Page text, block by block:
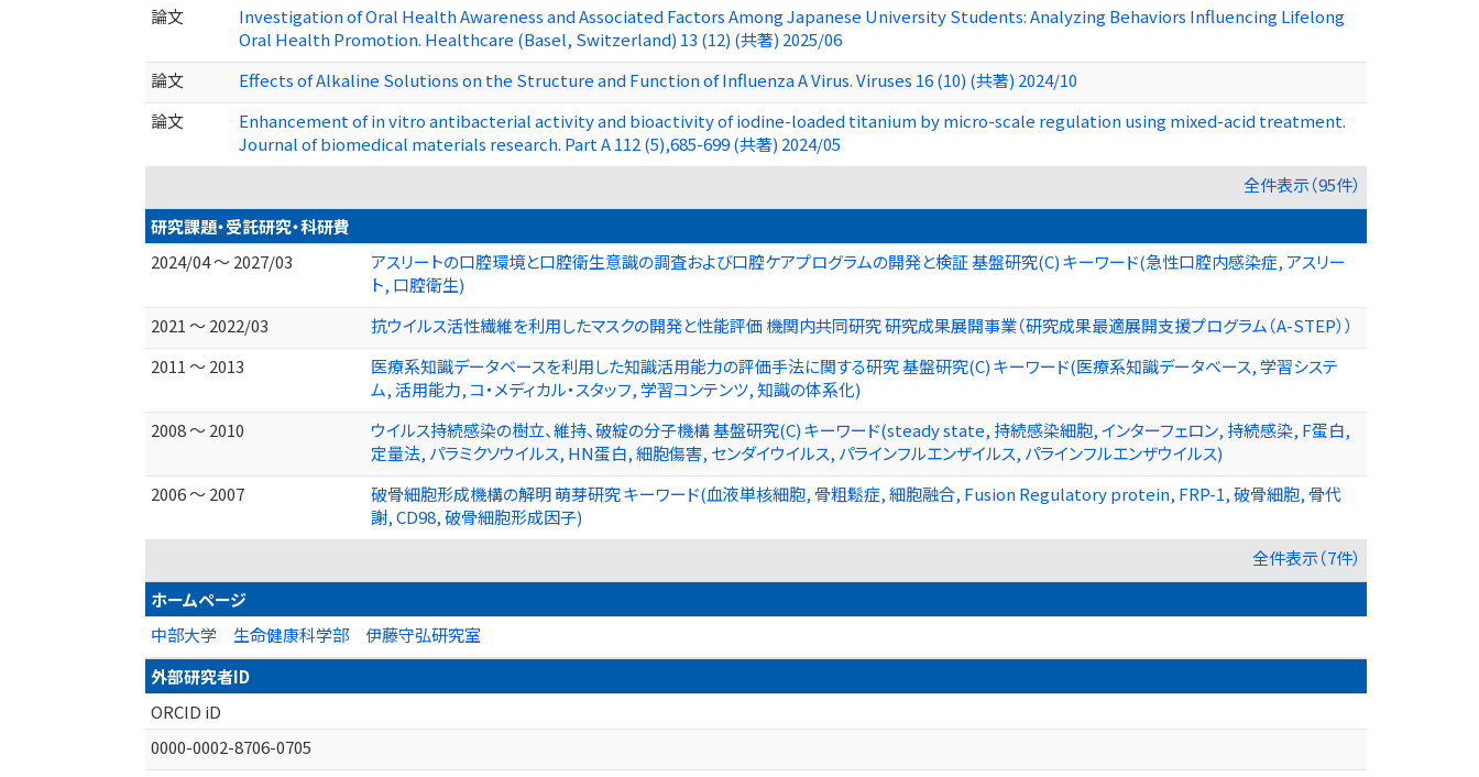
論文
Investigation of Oral Health Awareness and Associated Factors Among Japanese University Students: Analyzing Behaviors Influencing Lifelong
Oral Health Promotion. Healthcare (Basel, Switzerland) 13 (12) (共著) 2025/06
論文
Effects of Alkaline Solutions on the Structure and Function of Influenza A Virus. Viruses 16 (10) (共著) 2024/10
論文
Enhancement of in vitro antibacterial activity and bioactivity of iodine-loaded titanium by micro-scale regulation using mixed-acid treatment.
Journal of biomedical materials research. Part A 112 (5),685-699 (共著) 2024/05
全件表示（95件）
研究課題・受託研究・科研費
2024/04 ～ 2027/03
アスリートの口腔環境と口腔衛生意識の調査および口腔ケアプログラムの開発と検証 基盤研究(C) キーワード(急性口腔内感染症, アスリー
ト, 口腔衛生)
2021 ～ 2022/03
抗ウイルス活性繊維を利用したマスクの開発と性能評価 機関内共同研究 研究成果展開事業（研究成果最適展開支援プログラム（A-STEP））
2011 ～ 2013
医療系知識データベースを利用した知識活用能力の評価手法に関する研究 基盤研究(C) キーワード(医療系知識データベース, 学習システ
ム, 活用能力, コ・メディカル・スタッフ, 学習コンテンツ, 知識の体系化)
2008 ～ 2010
ウイルス持続感染の樹立、維持、破綻の分子機構 基盤研究(C) キーワード(steady state, 持続感染細胞, インターフェロン, 持続感染, F蛋白,
定量法, パラミクソウイルス, HN蛋白, 細胞傷害, センダイウイルス, パラインフルエンザイルス, パラインフルエンザウイルス)
2006 ～ 2007
破骨細胞形成機構の解明 萌芽研究 キーワード(血液単核細胞, 骨粗鬆症, 細胞融合, Fusion Regulatory protein, FRP-1, 破骨細胞, 骨代
謝, CD98, 破骨細胞形成因子)
全件表示（7件）
ホームページ
中部大学 生命健康科学部 伊藤守弘研究室
外部研究者ID
ORCID iD
0000-0002-8706-0705